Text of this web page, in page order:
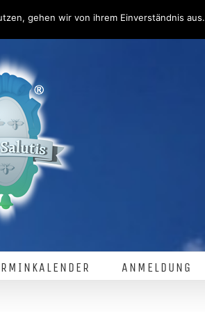
ANMELDUNG
gehen wir von ihrem Einverständnis aus.